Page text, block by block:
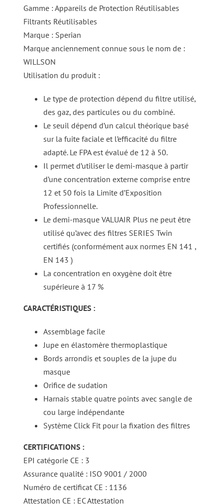
Gamme : Appareils de Protection Réutilisables
Filtrants Réutilisables
Marque : Sperian
Marque anciennement connue sous le nom de :
WILLSON
Utilisation du produit :
Le type de protection dépend du filtre utilisé,
des gaz, des particules ou du combiné.
Le seuil dépend d’un calcul théorique basé
sur la fuite faciale et l’efficacité du filtre
adapté. Le FPA est évalué de 12 à 50.
Il permet d’utiliser le demi-masque à partir
d’une concentration externe comprise entre
12 et 50 fois la Limite d’Exposition
Professionnelle.
Le demi-masque VALUAIR Plus ne peut être
utilisé qu’avec des filtres SERIES Twin
certifiés (conformément aux normes EN 141 ,
EN 143 )
La concentration en oxygène doit être
supérieure à 17 %
CARACTÉRISTIQUES :
Assemblage facile
Jupe en élastomère thermoplastique
Bords arrondis et souples de la jupe du
masque
Orifice de sudation
Harnais stable quatre points avec sangle de
cou large indépendante
Système Click Fit pour la fixation des filtres
CERTIFICATIONS :
EPI catégorie CE : 3
Assurance qualité : ISO 9001 / 2000
Numéro de certificat CE : 1136
Attestation CE : EC Attestation